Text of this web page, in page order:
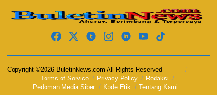
Copyright ©2026 BuletinNews.com All Rights Reserved
Terms of Service
Privacy Policy
Redaksi
Pedoman Media Siber
Kode Etik Tentang Kami